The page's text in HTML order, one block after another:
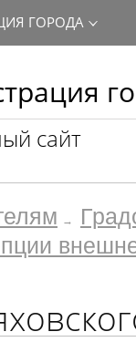
сайт
ГОРОДА